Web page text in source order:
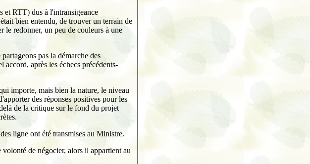
et RTT) dus à l'intransigeance
bien entendu, de trouver un terrain de
le redonner, un peu de couleurs à une
pas la démarche des
après les échecs précédents-
importe, mais bien la nature, le niveau
des réponses positives pour les
de la critique sur le fond du projet
ligne ont été transmises au Ministre.
de négocier, alors il appartient au